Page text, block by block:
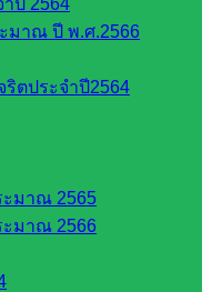
ปี 2564
มาณ ปี พ.ศ.2566
ตประจำปี2564
ะมาณ 2565
ะมาณ 2566